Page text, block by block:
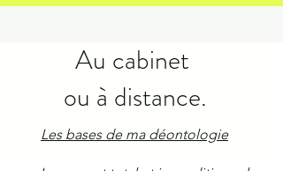
Au cabinet
ou à distance.
Les bases de ma déontologie